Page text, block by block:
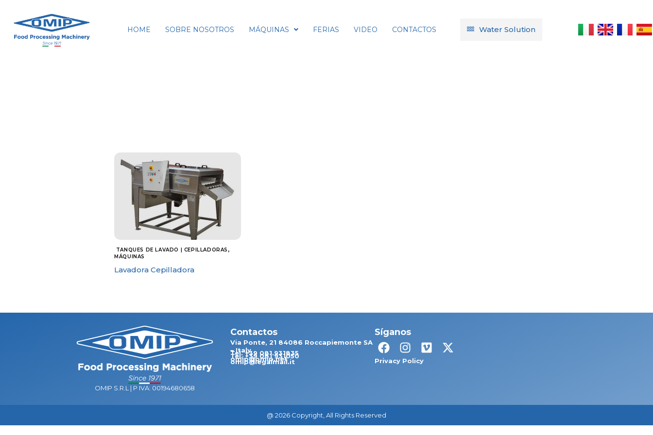
HOME SOBRE NOSOTROS MÁQUINAS FERIAS VIDEO CONTACTOS Water Solution
TANQUES DE LAVADO | CEPILLADORAS ,
MÁQUINAS
Lavadora Cepilladora
OMIP S.R.L | P IVA: 00194680658
Contactos
Via Ponte, 21 84086 Roccapiemonte SA
– Italy
Tel. +39 081.931835
Tel. +39 081 931050
omip@omip.net
omip@legalmail.it
Síganos
Privacy Policy
@ 2026 Copyright, All Rights Reserved